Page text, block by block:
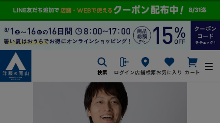
検索 ログイン店舗検索お気に入り カート